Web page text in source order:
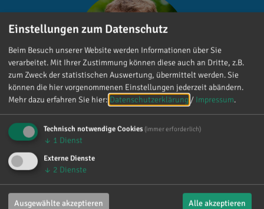
Einstellungen zum Datenschutz
Beim Besuch unserer Website werden Informationen über Sie
verarbeitet. Mit Ihrer Zustimmung können diese auch an Dritte, z.B.
zum Zweck der statistischen Auswertung, übermittelt werden. Sie
können die hier vorgenommenen Einstellungen jederzeit abändern.
Mehr dazu erfahren Sie hier: Datenschutzerklärung / Impressum.
Technisch notwendige Cookies (immer erforderlich)
↓ 1 Dienst
Externe Dienste
↓ 2 Dienste
Ausgewählte akzeptieren Alle akzeptieren